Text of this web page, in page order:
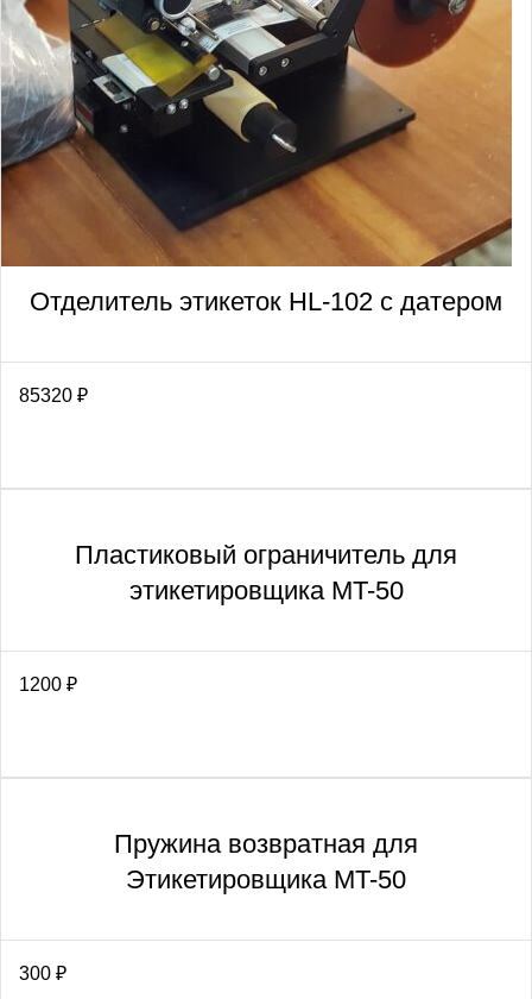
Отделитель этикеток HL-102 с датером
85320 ₽
Пластиковый ограничитель для
этикетировщика MT-50
1200 ₽
Пружина возвратная для
Этикетировщика MT-50
300 ₽